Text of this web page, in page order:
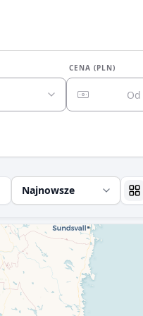
CENA (PLN)
Najnowsze